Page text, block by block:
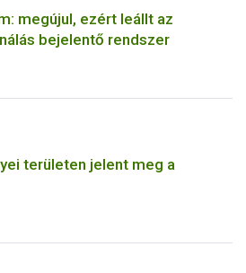
megújul, ezért leállt az
bejelentő rendszer
területen jelent meg a